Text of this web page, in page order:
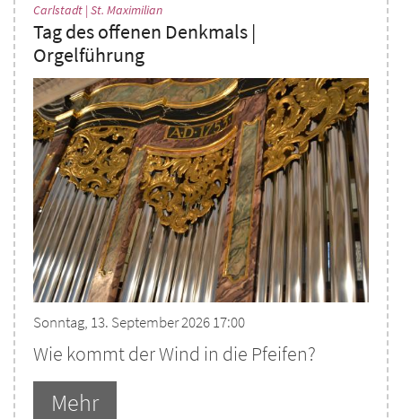
Carlstadt | St. Maximilian:
Tag des offenen Denkmals |
Orgelführung
Sonntag, 13. September 2026 17:00
Wie kommt der Wind in die Pfeifen?
Mehr